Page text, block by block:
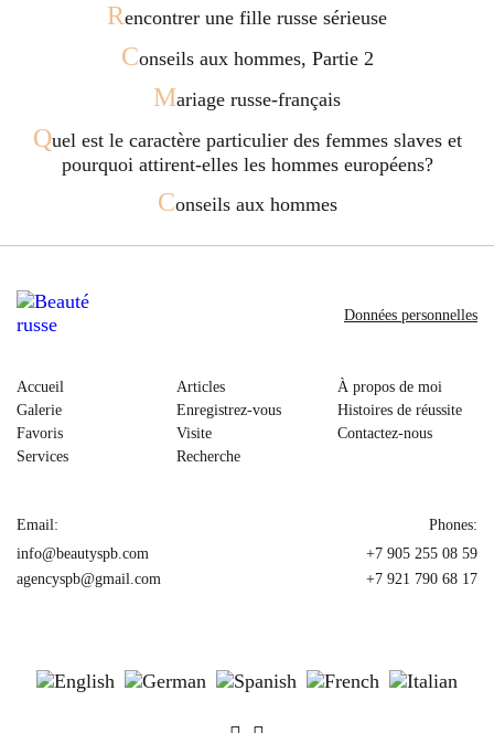
Rencontrer une fille russe sérieuse
Conseils aux hommes, Partie 2
Mariage russe-français
Quel est le caractère particulier des femmes slaves et
pourquoi attirent-elles les hommes européens?
Conseils aux hommes
Accueil
Galerie
Favoris
Services
Articles
Enregistrez-vous
Visite
Recherche
À propos de moi
Histoires de réussite
Contactez-nous
Données personnelles
Email:
info@beautyspb.com
agencyspb@gmail.com
Phones:
+7 905 255 08 59
+7 921 790 68 17